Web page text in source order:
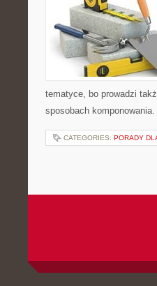
tematyce, bo prowadzi
sposobach
CATEGORIES: PORADY